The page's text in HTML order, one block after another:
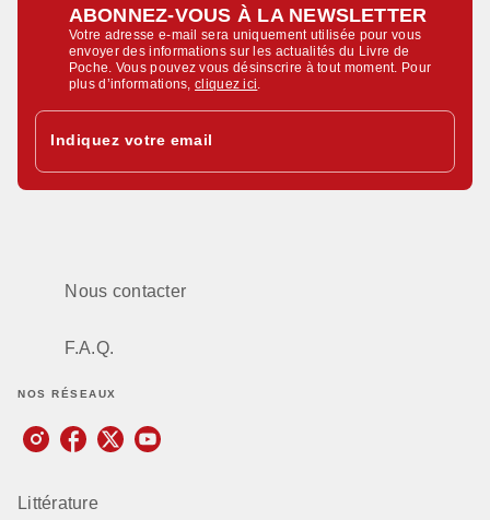
ABONNEZ-VOUS À LA NEWSLETTER
Votre adresse e-mail sera uniquement utilisée pour vous
envoyer des informations sur les actualités du Livre de
Poche. Vous pouvez vous désinscrire à tout moment. Pour
plus d’informations,cliquez ici
Indiquez votre email
Nous contacter
F.A.Q.
NOS RÉSEAUX
Littérature